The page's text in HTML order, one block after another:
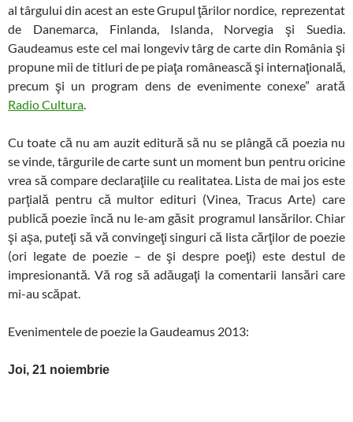
al târgului din acest an este Grupul ţărilor nordice, reprezentat
de Danemarca, Finlanda, Islanda, Norvegia şi Suedia.
Gaudeamus este cel mai longeviv târg de carte din România şi
propune mii de titluri de pe piaţa românească şi internaţională,
precum şi un program dens de evenimente conexe” arată
Radio Cultura.
Cu toate că nu am auzit editură să nu se plângă că poezia nu
se vinde, târgurile de carte sunt un moment bun pentru oricine
vrea să compare declaraţiile cu realitatea. Lista de mai jos este
parţială pentru că multor edituri (Vinea, Tracus Arte) care
publică poezie încă nu le-am găsit programul lansărilor. Chiar
şi aşa, puteţi să vă convingeţi singuri că lista cărţilor de poezie
(ori legate de poezie – de şi despre poeţi) este destul de
impresionantă. Vă rog să adăugaţi la comentarii lansări care
mi-au scăpat.
Evenimentele de poezie la Gaudeamus 2013:
Joi, 21 noiembrie